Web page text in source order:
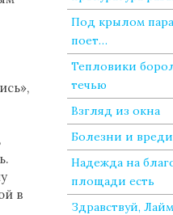
в
Под крылом
поет…
Тепловики
течью
Взгляд из окна
Болезни и
Надежда на
площади есть
Здравствуй,